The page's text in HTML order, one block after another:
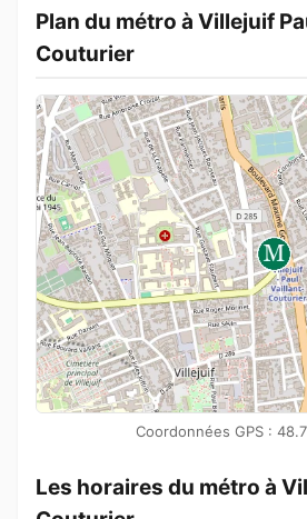
Plan du métro à Villejuif
Couturier
Coordonnées GPS :
Les horaires du métro à